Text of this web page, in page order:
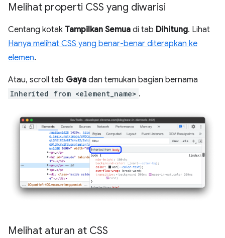
Melihat properti CSS yang diwarisi
Centang kotak Tampilkan Semua di tab Dihitung. Lihat
Hanya melihat CSS yang benar-benar diterapkan ke
elemen.
Atau, scroll tab Gaya dan temukan bagian bernama
Inherited from <element_name> .
Melihat aturan at CSS